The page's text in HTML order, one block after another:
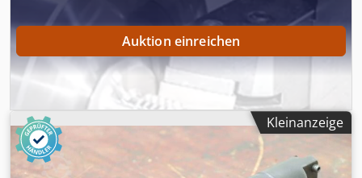
Auktion einreichen
Kleinanzeige